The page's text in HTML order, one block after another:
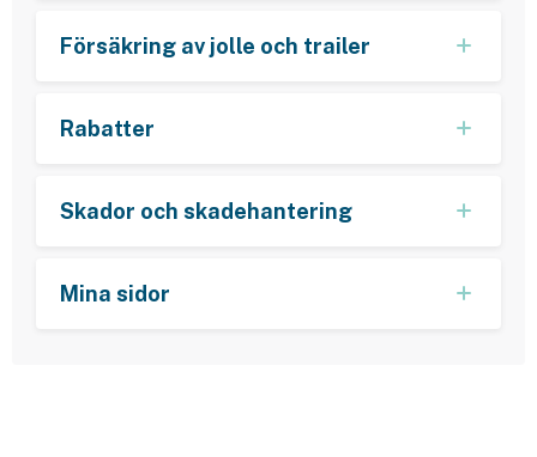
Försäkring av jolle och trailer
Rabatter
Skador och skadehantering
Mina sidor